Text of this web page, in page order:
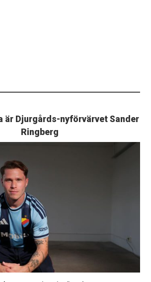
är Djurgårds-nyförvärvet Sander
Ringberg